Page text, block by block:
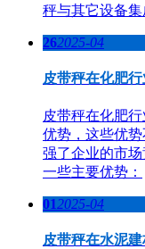
秤与其它设备集
262025-04
皮带秤在化肥
皮带秤在化肥
优势，这些优
强了企业的市
一些主要优势：
012025-04
皮带秤在水泥